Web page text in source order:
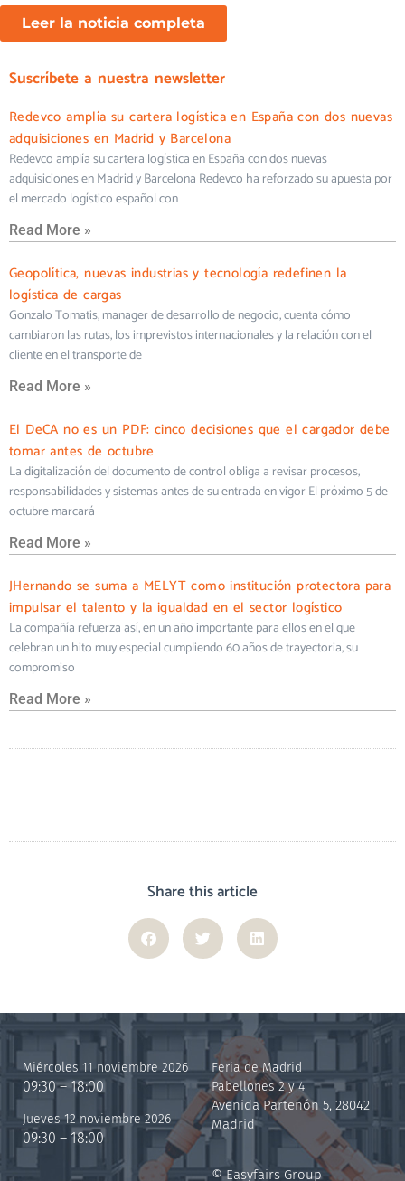
Leer la noticia completa
Suscríbete a nuestra newsletter
Redevco amplía su cartera logística en España con dos nuevas
adquisiciones en Madrid y Barcelona
Redevco amplía su cartera logística en España con dos nuevas
adquisiciones en Madrid y Barcelona Redevco ha reforzado su apuesta por
el mercado logístico español con
Read More »
Geopolítica, nuevas industrias y tecnología redefinen la
logística de cargas
Gonzalo Tomatis, manager de desarrollo de negocio, cuenta cómo
cambiaron las rutas, los imprevistos internacionales y la relación con el
cliente en el transporte de
Read More »
El DeCA no es un PDF: cinco decisiones que el cargador debe
tomar antes de octubre
La digitalización del documento de control obliga a revisar procesos,
responsabilidades y sistemas antes de su entrada en vigor El próximo 5 de
octubre marcará
Read More »
JHernando se suma a MELYT como institución protectora para
impulsar el talento y la igualdad en el sector logístico
La compañía refuerza así, en un año importante para ellos en el que
celebran un hito muy especial cumpliendo 60 años de trayectoria, su
compromiso
Read More »
Share this article
Miércoles 11 noviembre 2026
09:30 – 18:00
Jueves 12 noviembre 2026
09:30 – 18:00
Feria de Madrid
Pabellones 2 y 4
Avenida Partenón 5, 28042
Madrid
© Easyfairs Group